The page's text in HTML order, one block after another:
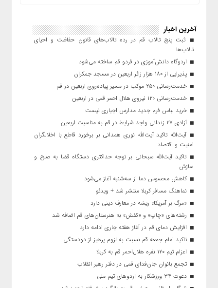
آخرین اخبار
ثبت پنج تالاب قم در رده تالاب‌های قانون حفاظت و احیای
تالاب‌ها
اردوگاه دانش‌آموزی در فردو قم ساخته می‌شود
پذیرایی از ۱۸۰ هزار زائر اربعین در مسجد جمکران
خدمت‌رسانی ۲۵۰ موکب در مسیر پیاده‌روی اربعین در قم
خدمت‌رسانی ۱۲۰ نیروی هلال احمر قمی در اربعین
خرید لباس فرم جدید مدارس اجباری نیست
آزادی ۲۷ زندانی واجد شرایط در قم به مناسبت اربعین
آیت‌الله تاکید آیت‌الله نوری همدانی بر برخورد قاطع با اخلالگران
امنیت و اقتصاد
تاکید آیت‌الله‌ سبحانی بر توجه حداکثری دستگاه قضا به صلح و
سازش
کاهش محسوس دما از سه‌شنبه آغاز می‌شود
نماهنگ مسافر کربلا منتشر شد + ویدئو
«مرگ بر آمریکا» ریشه در معارف دینی دارد
رشته‌های «چاپ» و «کفش» به هنرستان‌های قم اضافه شد
افزایش دمای قم در آغاز هفته جاری ادامه دارد
تاکید امام جمعه قم نسبت به لزوم پرهیز از دودستگی
اعزام تیم ۱۲۰ نفره هلال‌احمر قم به کربلا
تجمع بانوان جان‌فدای قمی در دفتر رهبر انقلاب
دعوت ۳۴ ورزشکار به اردوهای تیم ملی